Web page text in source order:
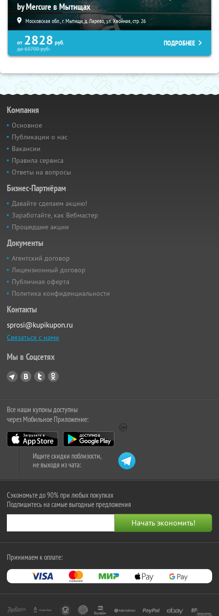
by Mercure в Мытищах
Московская обл., г. Мытищи, д. Ларево, ул. Хвойная, стр. 26
от 2828 руб.
до65700руб.
ПОДРОБНЕЕ
Компания
Основное
Публикации о нас
Вакансии
Правила сервиса
Ответы на вопросы
Бизнес-Партнёрам
Давайте сделаем акцию!
Заработайте, как Вебмастер
Прошедшие акции
Документы
Агентский договор
Лицензионный договор
Публичная оферта
Политика конфиденциальности
Контакты
sprosi@kupikupon.ru
Связаться с нами
Мы в Соцсетях
Все наши купоны доступны
через Мобильное Приложение:
Ищите скидки поблизости,
не выходя из чата:
Сэкономьте до 90% при любых покупках
Подпишитесь на самые выгодные предложения
Принимаем к оплате: